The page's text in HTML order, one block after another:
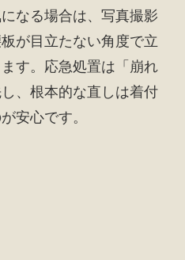
なる場合は、写真撮影
が目立たない角度で立
す。応急処置は「崩れ
、根本的な直しは着付
安心です。